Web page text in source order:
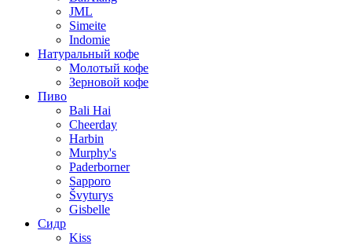
JML
Simeite
Indomie
Натуральный кофе
Молотый кофе
Зерновой кофе
Пиво
Bali Hai
Cheerday
Harbin
Murphy's
Paderborner
Sapporo
Švyturys
Gisbelle
Сидр
Kiss